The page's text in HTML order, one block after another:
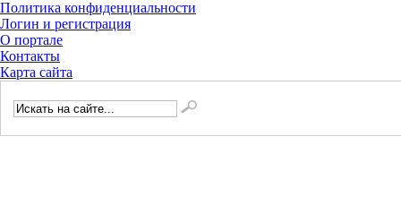
Политика конфиденциальности
Логин и регистрация
О портале
Контакты
Карта сайта